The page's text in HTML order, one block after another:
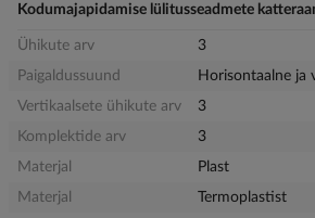
Kodumajapidamise lülitusseadmete
Ühikute arv
3
Paigaldussuund
Horisontaalne ja
Vertikaalsete ühikute arv
3
Komplektide arv
3
Materjal
Plast
Materjal
Termoplastist